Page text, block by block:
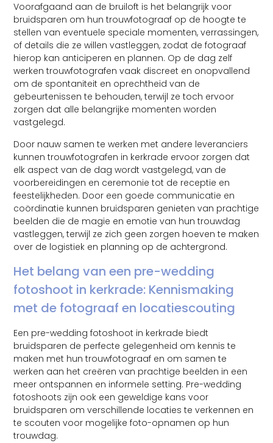
Voorafgaand aan de bruiloft is het belangrijk voor
bruidsparen om hun trouwfotograaf op de hoogte te
stellen van eventuele speciale momenten, verrassingen,
of details die ze willen vastleggen, zodat de fotograaf
hierop kan anticiperen en plannen. Op de dag zelf
werken trouwfotografen vaak discreet en onopvallend
om de spontaniteit en oprechtheid van de
gebeurtenissen te behouden, terwijl ze toch ervoor
zorgen dat alle belangrijke momenten worden
vastgelegd.
Door nauw samen te werken met andere leveranciers
kunnen trouwfotografen in kerkrade ervoor zorgen dat
elk aspect van de dag wordt vastgelegd, van de
voorbereidingen en ceremonie tot de receptie en
feestelijkheden. Door een goede communicatie en
coördinatie kunnen bruidsparen genieten van prachtige
beelden die de magie en emotie van hun trouwdag
vastleggen, terwijl ze zich geen zorgen hoeven te maken
over de logistiek en planning op de achtergrond.
Het belang van een pre-wedding
fotoshoot in kerkrade: Kennismaking
met de fotograaf en locatiescouting
Een pre-wedding fotoshoot in kerkrade biedt
bruidsparen de perfecte gelegenheid om kennis te
maken met hun trouwfotograaf en om samen te
werken aan het creëren van prachtige beelden in een
meer ontspannen en informele setting. Pre-wedding
fotoshoots zijn ook een geweldige kans voor
bruidsparen om verschillende locaties te verkennen en
te scouten voor mogelijke foto-opnamen op hun
trouwdag.